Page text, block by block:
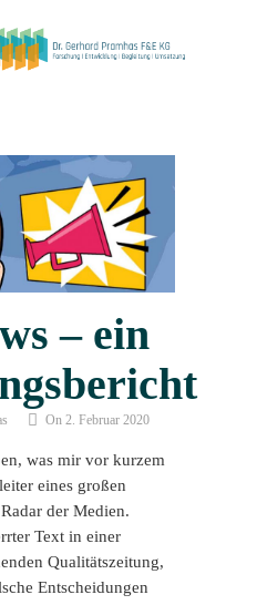
– ein
On 2. Februar 2020
was mir vor kurzem
eines großen
der Medien.
Text in einer
Qualitätszeitung,
Entscheidungen